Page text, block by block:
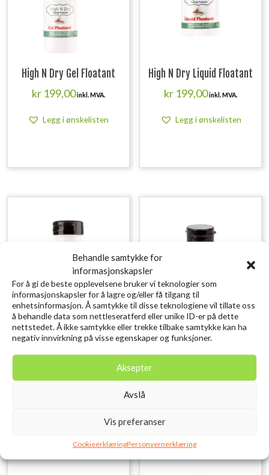
Behandle samtykke for
informasjonskapsler
For å gi de beste opplevelsene bruker vi teknologier som
informasjonskapsler for å lagre og/eller få tilgang til
enhetsinformasjon. Å samtykke til disse teknologiene vil tillate oss
å behandle data som nettleseratferd eller unike ID-er på dette
nettstedet. Å ikke samtykke eller trekke tilbake samtykke kan ha
negativ innvirkning på visse egenskaper og funksjoner.
Aksepter
Avslå
Vis preferanser
CookieerklæringPersonvernerklæring
High N Dry Gel Floatant
kr199,00inkl. MVA.
Legg i ønskelisten
High N Dry Liquid Floatant
kr 199,00inkl. MVA.
Legg i ønskelisten
High N Dry Tørkepulver
Floatant & Desiccant
Tiemco Dry Shake Dun